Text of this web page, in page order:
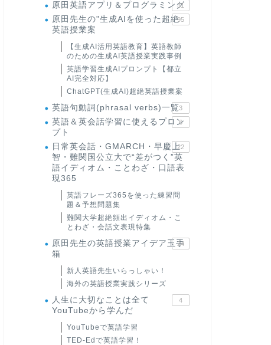
原田英語アプリ＆プログラミング
31
原田先生の"生成AIを使った超絶
英語授業案
95
【生成AI活用英語教育】英語教師
のための生成AI英語授業実践事例
英語学習生成AIプロンプト【都立
AI完全対応】
ChatGPT(生成AI)超絶英語授業案
英語句動詞(phrasal verbs)一覧3
英語＆英会話学習に使えるプロン
プト
6
日常英会話・GMARCH・早慶上
智・難関国公立大で“差がつく”英
語イディオム・ことわざ・口語表
現365
22
英語フレーズ365を使った練習問
題＆予想問題集
難関大学超絶頻出イディオム・こ
とわざ・会話文表現特集
原田先生の英語授業アイデア玉手
箱
24
新人英語先生いらっしゃい！
海外の英語授業実践シリーズ
人生に大切なことは全て
YouTubeから学んだ
4
YouTubeで英語学習
TED-Edで英語学習！